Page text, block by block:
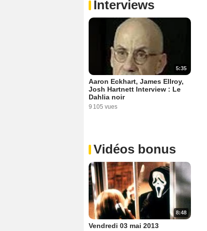
Interviews
5:35
Aaron Eckhart, James Ellroy,
Josh Hartnett Interview : Le
Dahlia noir
9 105 vues
Vidéos bonus
8:48
Vendredi 03 mai 2013